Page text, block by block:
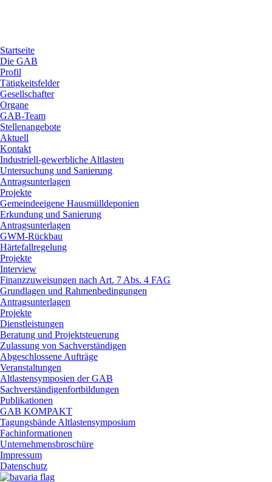
Startseite
Die GAB
Profil
Tätigkeitsfelder
Gesellschafter
Organe
GAB-Team
Stellenangebote
Aktuell
Kontakt
Industriell-gewerbliche Altlasten
Untersuchung und Sanierung
Antragsunterlagen
Projekte
Gemeindeeigene Hausmülldeponien
Erkundung und Sanierung
Antragsunterlagen
GWM-Rückbau
Härtefallregelung
Projekte
Interview
Finanzzuweisungen nach Art. 7 Abs. 4 FAG
Grundlagen und Rahmenbedingungen
Antragsunterlagen
Projekte
Dienstleistungen
Beratung und Projektsteuerung
Zulassung von Sachverständigen
Abgeschlossene Aufträge
Veranstaltungen
Altlastensymposien der GAB
Sachverständigenfortbildungen
Publikationen
GAB KOMPAKT
Tagungsbände Altlastensymposium
Fachinformationen
Unternehmensbroschüre
Impressum
Datenschutz